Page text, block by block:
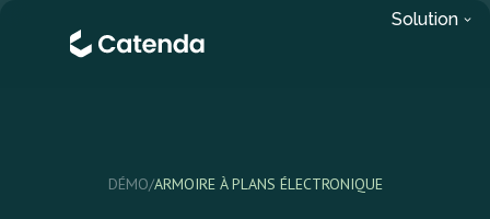
Solution
DÉMO/ARMOIRE À PLANS ÉLECTRONIQUE